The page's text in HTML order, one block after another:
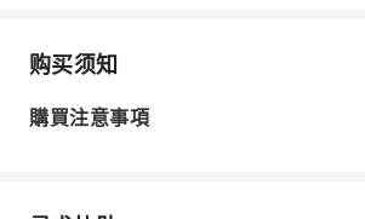
购买须知
購買注意事項